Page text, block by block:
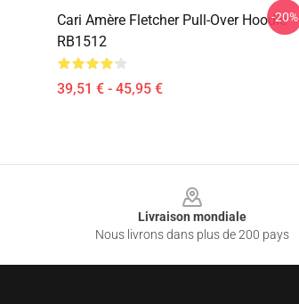
Cari Amère Fletcher Pull-Over Hoodie
RB1512
39,51 € - 45,95 €
-20%
Livraison mondiale
Nous livrons dans plus de 200 pays